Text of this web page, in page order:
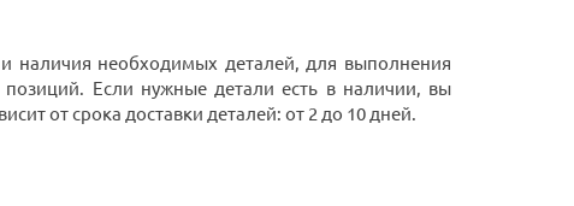
наличия необходимых деталей, для выполнения
Если нужные детали есть в наличии, вы
от срока доставки деталей: от 2 до 10 дней.